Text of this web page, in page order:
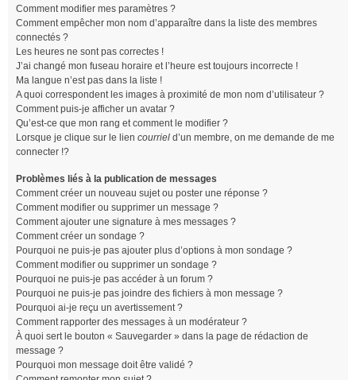
Comment modifier mes paramètres ?
Comment empêcher mon nom d’apparaître dans la liste des membres
connectés ?
Les heures ne sont pas correctes !
J’ai changé mon fuseau horaire et l’heure est toujours incorrecte !
Ma langue n’est pas dans la liste !
A quoi correspondent les images à proximité de mon nom d’utilisateur ?
Comment puis-je afficher un avatar ?
Qu’est-ce que mon rang et comment le modifier ?
Lorsque je clique sur le lien courriel d’un membre, on me demande de me
connecter !?
Problèmes liés à la publication de messages
Comment créer un nouveau sujet ou poster une réponse ?
Comment modifier ou supprimer un message ?
Comment ajouter une signature à mes messages ?
Comment créer un sondage ?
Pourquoi ne puis-je pas ajouter plus d’options à mon sondage ?
Comment modifier ou supprimer un sondage ?
Pourquoi ne puis-je pas accéder à un forum ?
Pourquoi ne puis-je pas joindre des fichiers à mon message ?
Pourquoi ai-je reçu un avertissement ?
Comment rapporter des messages à un modérateur ?
À quoi sert le bouton « Sauvegarder » dans la page de rédaction de
message ?
Pourquoi mon message doit être validé ?